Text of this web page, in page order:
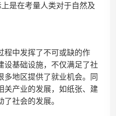
是在考量人类对于自然及
程中发挥了不可或缺的作
设基础设施，不仅满足了社
多地区提供了就业机会。同
关产业的发展，如纸张、建
社会的发展。